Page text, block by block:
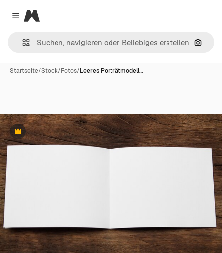
Close menu
Magnific
Nach
Startseite/Stock/Fotos/Leeres Porträtmodell…
Premium